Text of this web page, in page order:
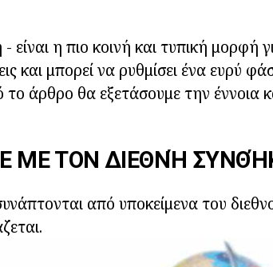
είναι η πιο κοινή και τυπική μορφή
και μπορεί να ρυθμίσει ένα ευρύ
άρθρο θα εξετάσουμε την έννοια
ΜΕ ΤΟΝ ΔΙΕΘΝΉ
από υποκείμενα του